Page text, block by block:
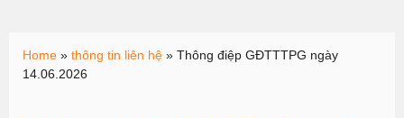
Home » thông tin liên hệ » Thông điệp GĐTTTPG ngày
14.06.2026